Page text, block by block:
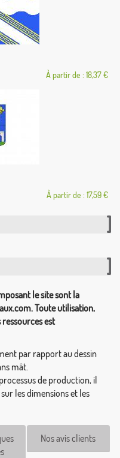
À partir de : 18,37 €
À partir de : 17,59 €
le site sont la
Toute utilisation,
est
par rapport au dessin
mât.
de production, il
les dimensions et les
Nos avis clients